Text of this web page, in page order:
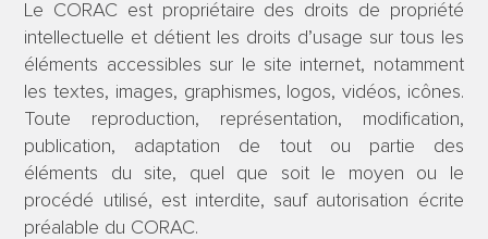
Le CORAC est propriétaire des droits de propriété
intellectuelle et détient les droits d’usage sur tous les
éléments accessibles sur le site internet, notamment
les textes, images, graphismes, logos, vidéos, icônes.
Toute reproduction, représentation, modification,
publication, adaptation de tout ou partie des
éléments du site, quel que soit le moyen ou le
procédé utilisé, est interdite, sauf autorisation écrite
préalable du CORAC.